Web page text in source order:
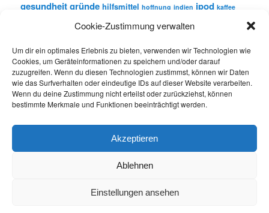
Cookie-Zustimmung verwalten
Um dir ein optimales Erlebnis zu bieten, verwenden wir Technologien wie
Cookies, um Geräteinformationen zu speichern und/oder darauf
zuzugreifen. Wenn du diesen Technologien zustimmst, können wir Daten
wie das Surfverhalten oder eindeutige IDs auf dieser Website verarbeiten.
Wenn du deine Zustimmung nicht erteilst oder zurückziehst, können
bestimmte Merkmale und Funktionen beeinträchtigt werden.
Akzeptieren
Ablehnen
Einstellungen ansehen
gesundheitgründe hilfsmittel hoffnung indien ipod kaffee
motivationnichtrauchen
rauchen rauchfrei Rauchpausen Rauchsituationen
rauchverbot rueckfallschmachtsparen sport
sucht wasser
zigaretten
Datenschutzerklärung Stolz präsentiert von WordPress